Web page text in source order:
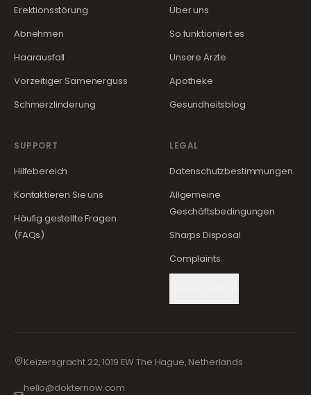
Erektionsstörung
Abnehmen
Haarausfall
Vorzeitiger Samenerguss
Schmerzlinderung
Über uns
So funktioniert es
Unsere Ärzte
Apotheke
Gesundheitsblog
SUPPORT
Hilfebereich
Kontaktieren Sie uns
Häufig gestellte Fragen
(FAQs)
LEGAL
Datenschutzbestimmungen
Allgemeine
Geschäftsbedingungen
Sharps Disposal
Complaints
Keizersgracht 22, 1019 EW The Hague, Netherlands
hello@dokternow.com